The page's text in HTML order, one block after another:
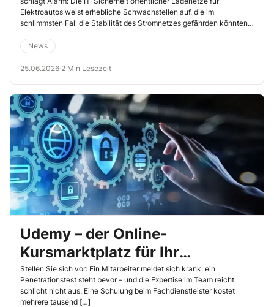
Elektroautos weist erhebliche Schwachstellen auf, die im
schlimmsten Fall die Stabilität des Stromnetzes gefährden könnten.
News
25.06.2026·2 Min Lesezeit
Udemy – der Online-
Kursmarktplatz für Ihr
persönliches IT-
Sicherheitsstudium
Stellen Sie sich vor: Ein Mitarbeiter meldet sich krank, ein
Penetrationstest steht bevor – und die Expertise im Team reicht
schlicht nicht aus. Eine Schulung beim Fachdienstleister kostet
mehrere tausend […]